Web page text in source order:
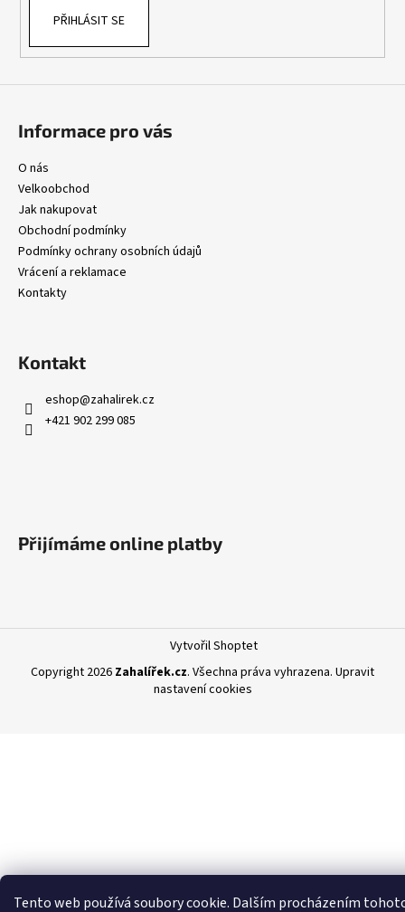
Tento web používá soubory cookie. Dalším procházením
PŘIHLÁSIT SE
Informace pro vás
O nás
Velkoobchod
Jak nakupovat
Obchodní podmínky
Podmínky ochrany osobních údajů
Vrácení a reklamace
Kontakty
Kontakt
eshop@zahalirek.cz
+421 902 299 085
Přijímáme online platby
Vytvořil Shoptet
Copyright 2026 Zahalířek.cz. Všechna práva vyhrazena. Upravit
nastavení cookies